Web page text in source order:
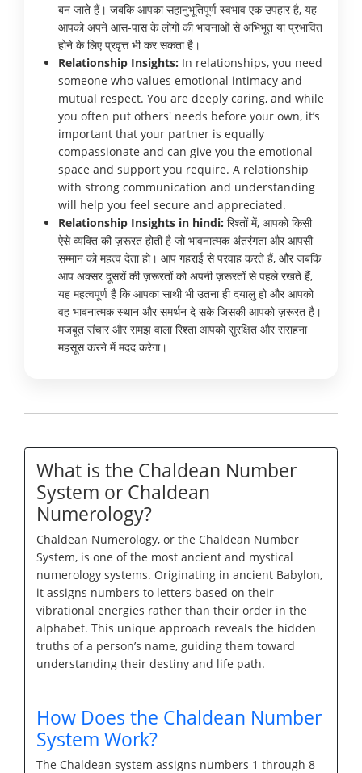
बन जाते हैं। जबकि आपका सहानुभूतिपूर्ण स्वभाव एक उपहार है, यह
आपको अपने आस-पास के लोगों की भावनाओं से अभिभूत या प्रभावित
होने के लिए प्रवृत्त भी कर सकता है।
Relationship Insights: In relationships, you need
someone who values emotional intimacy and
mutual respect. You are deeply caring, and while
you often put others' needs before your own, it’s
important that your partner is equally
compassionate and can give you the emotional
space and support you require. A relationship
with strong communication and understanding
will help you feel secure and appreciated.
Relationship Insights in hindi: रिश्तों में, आपको किसी
ऐसे व्यक्ति की ज़रूरत होती है जो भावनात्मक अंतरंगता और आपसी
सम्मान को महत्व देता हो। आप गहराई से परवाह करते हैं, और जबकि
आप अक्सर दूसरों की ज़रूरतों को अपनी ज़रूरतों से पहले रखते हैं,
यह महत्वपूर्ण है कि आपका साथी भी उतना ही दयालु हो और आपको
वह भावनात्मक स्थान और समर्थन दे सके जिसकी आपको ज़रूरत है।
मजबूत संचार और समझ वाला रिश्ता आपको सुरक्षित और सराहना
महसूस करने में मदद करेगा।
What is the Chaldean Number
System or Chaldean
Numerology?
Chaldean Numerology, or the Chaldean Number
System, is one of the most ancient and mystical
numerology systems. Originating in ancient Babylon,
it assigns numbers to letters based on their
vibrational energies rather than their order in the
alphabet. This unique approach reveals the hidden
truths of a person’s name, guiding them toward
understanding their destiny and life path.
How Does the Chaldean Number
System Work?
The Chaldean system assigns numbers 1 through 8